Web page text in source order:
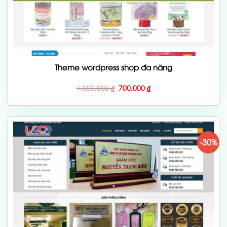
Theme wordpress shop đa năng
1,000,000₫ Giá
gốc
1,000,000 ₫.
700,000₫Giá
hiện
là:
-30%